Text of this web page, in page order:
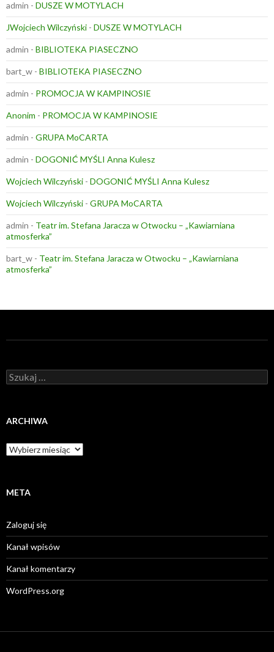
admin - DUSZE W MOTYLACH
JWojciech Wilczyński - DUSZE W MOTYLACH
admin - BIBLIOTEKA PIASECZNO
bart_w - BIBLIOTEKA PIASECZNO
admin - PROMOCJA W KAMPINOSIE
Anonim - PROMOCJA W KAMPINOSIE
admin - GRUPA MoCARTA
admin - DOGONIĆ MYŚLI Anna Kulesz
Wojciech Wilczyński - DOGONIĆ MYŚLI Anna Kulesz
Wojciech Wilczyński - GRUPA MoCARTA
admin - Teatr im. Stefana Jaracza w Otwocku – „Kawiarniana
atmosferka”
bart_w - Teatr im. Stefana Jaracza w Otwocku – „Kawiarniana
atmosferka”
Szukaj:
ARCHIWA
Archiwa
META
Zaloguj się
Kanał wpisów
Kanał komentarzy
WordPress.org